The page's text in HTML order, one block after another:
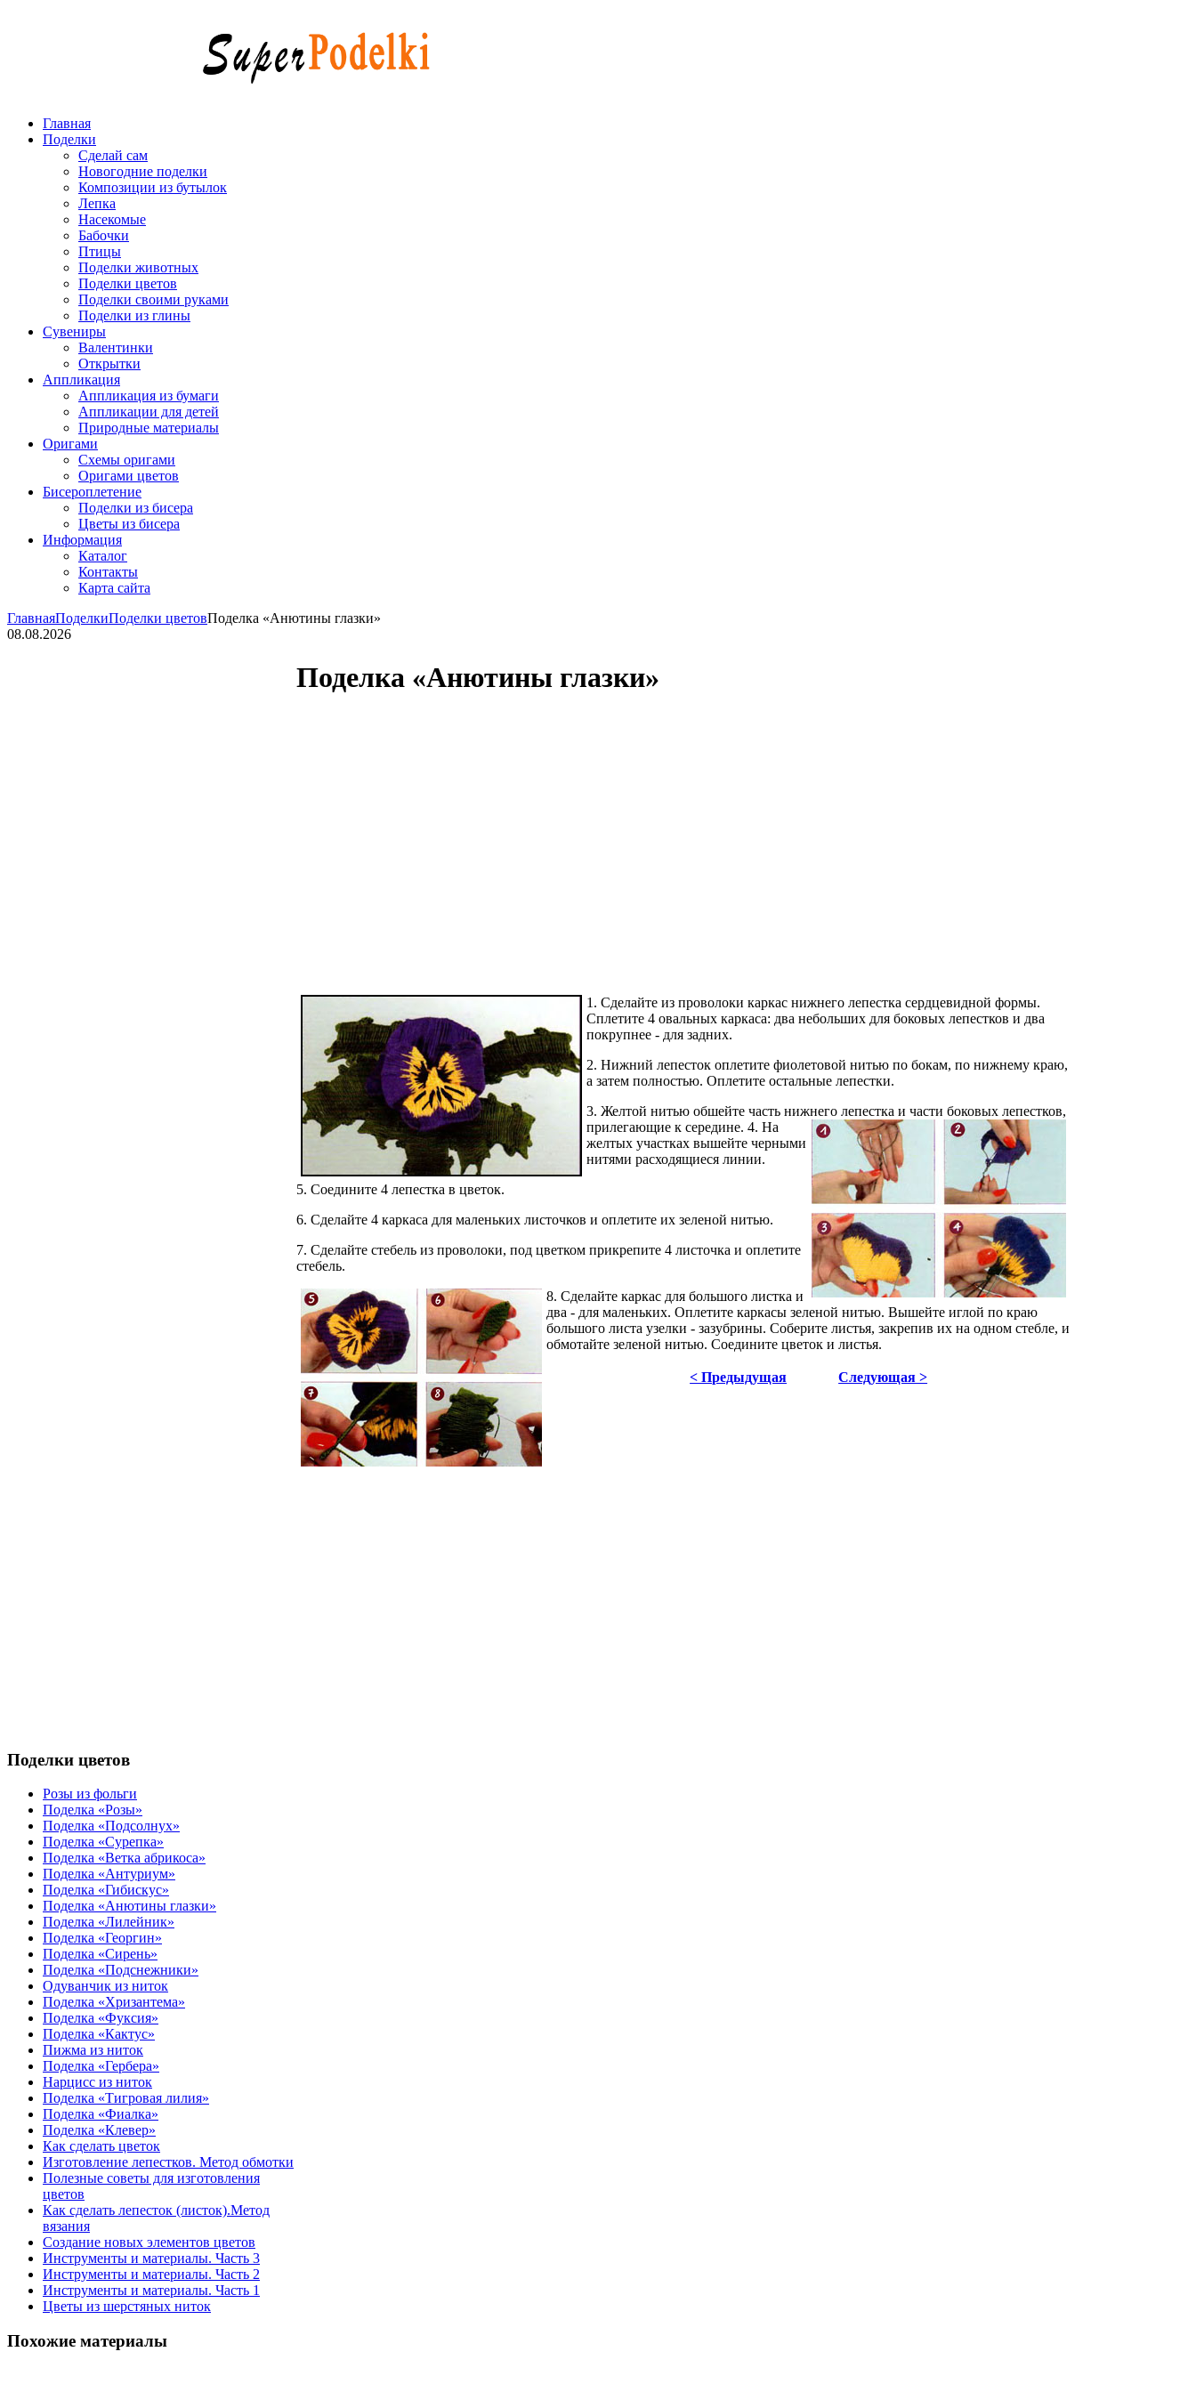
Главная
Поделки
Сделай сам
Новогодние поделки
Композиции из бутылок
Лепка
Насекомые
Бабочки
Птицы
Поделки животных
Поделки цветов
Поделки своими руками
Поделки из глины
Сувениры
Валентинки
Открытки
Аппликация
Аппликация из бумаги
Аппликации для детей
Природные материалы
Оригами
Схемы оригами
Оригами цветов
Бисероплетение
Поделки из бисера
Цветы из бисера
Информация
Каталог
Контакты
Карта сайта
ГлавнаяПоделкиПоделки цветовПоделка «Анютины глазки»
08.08.2026
Поделка «Анютины глазки»
1. Сделайте из проволоки каркас нижнего лепестка сердцевидной формы.
Сплетите 4 овальных каркаса: два небольших для боковых лепестков и два
покрупнее - для задних.
2. Нижний лепесток оплетите фиолетовой нитью по бокам, по нижнему краю,
а затем полностью. Оплетите остальные лепестки.
3. Желтой нитью обшейте часть нижнего лепестка и части боковых лепестков,
прилегающие к середине. 4. На
желтых участках вышейте черными
нитями расходящиеся линии.
5. Соедините 4 лепестка в цветок.
6. Сделайте 4 каркаса для маленьких листочков и оплетите их зеленой нитью.
7. Сделайте стебель из проволоки, под цветком прикрепите 4 листочка и оплетите
стебель.
8. Сделайте каркас для большого листка и
два - для маленьких. Оплетите каркасы зеленой нитью. Вышейте иглой по краю
большого листа узелки - зазубрины. Соберите листья, закрепив их на одном стебле, и
обмотайте зеленой нитью. Соедините цветок и листья.
< Предыдущая Следующая >
Поделки цветов
Розы из фольги
Поделка «Розы»
Поделка «Подсолнух»
Поделка «Сурепка»
Поделка «Ветка абрикоса»
Поделка «Антуриум»
Поделка «Гибискус»
Поделка «Анютины глазки»
Поделка «Лилейник»
Поделка «Георгин»
Поделка «Сирень»
Поделка «Подснежники»
Одуванчик из ниток
Поделка «Хризантема»
Поделка «Фуксия»
Поделка «Кактус»
Пижма из ниток
Поделка «Гербера»
Нарцисс из ниток
Поделка «Тигровая лилия»
Поделка «Фиалка»
Поделка «Клевер»
Как сделать цветок
Изготовление лепестков. Метод обмотки
Полезные советы для изготовления
цветов
Как сделать лепесток (листок).Метод
вязания
Создание новых элементов цветов
Инструменты и материалы. Часть 3
Инструменты и материалы. Часть 2
Инструменты и материалы. Часть 1
Цветы из шерстяных ниток
Похожие материалы